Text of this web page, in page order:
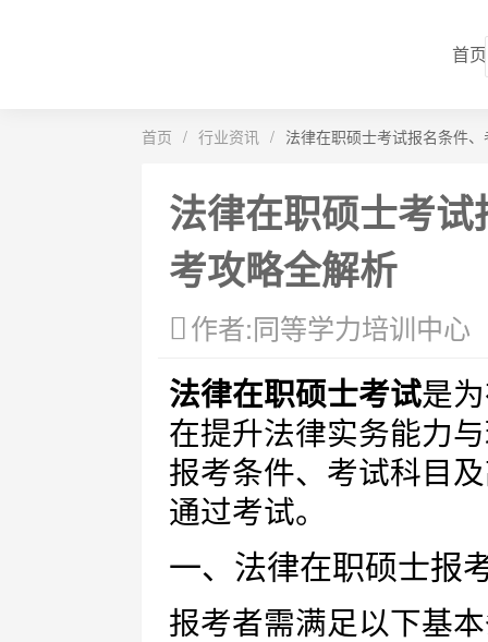
首页
首页 / 行业资讯 / 法律在职硕士考试报名条件
法律在职硕士考
考攻略全解析
作者:同等学力培训中心
法律在职硕士考试是
在提升法律实务能力
报考条件、考试科目
通过考试。
一、法律在职硕士报
报考者需满足以下基